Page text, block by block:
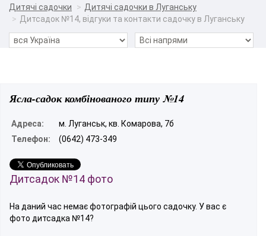
Дитячі садочки
Дитячі садочки в Луганську
Дитсадок №14, відгуки та контакти садочку в Луганську
Ясла-садок комбінованого типу №14
Адреса:
м. Луганськ, кв. Комарова, 7б
Телефон:
(0642) 473-349
Дитсадок №14 фото
На даний час немає фотографій цього садочку. У вас є
фото дитсадка №14?